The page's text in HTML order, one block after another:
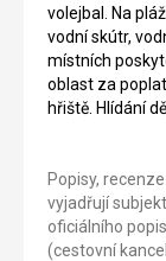
volejbal. Na
vodní skútr,
místních
oblast za
hřiště. Hlídání
Popisy,
vyjadřují
oficiálního
(cestovní